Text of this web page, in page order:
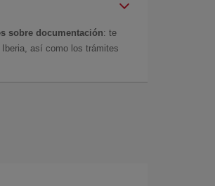
sobre documentación: te
así como los trámites